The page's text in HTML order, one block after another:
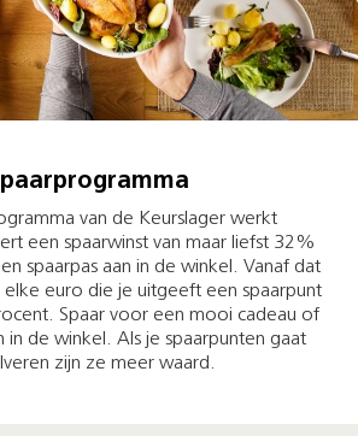
van de Keurslager werkt
een spaarwinst van maar liefst 32%
spaarpas aan in de winkel. Vanaf dat
euro die je uitgeeft een spaarpunt
Spaar voor een mooi cadeau of
de winkel. Als je spaarpunten gaat
zijn ze meer waard.